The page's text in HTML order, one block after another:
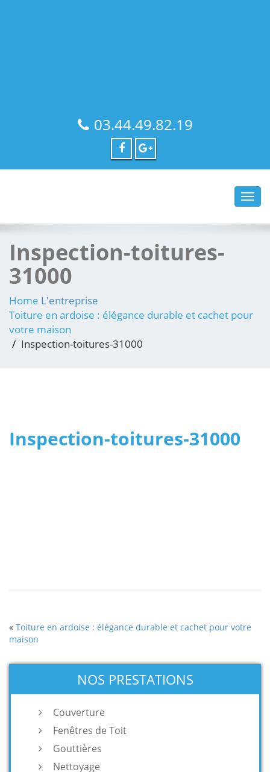
03.44.49.82.19
Inspection-toitures-
31000
Home L'entreprise
Toiture en ardoise : élégance durable et cachet pour
votre maison
Inspection-toitures-31000
Inspection-toitures-31000
« Toiture en ardoise : élégance durable et cachet pour votre
maison
NOS PRESTATIONS
Couverture
Fenêtres de Toit
Gouttières
Nettoyage